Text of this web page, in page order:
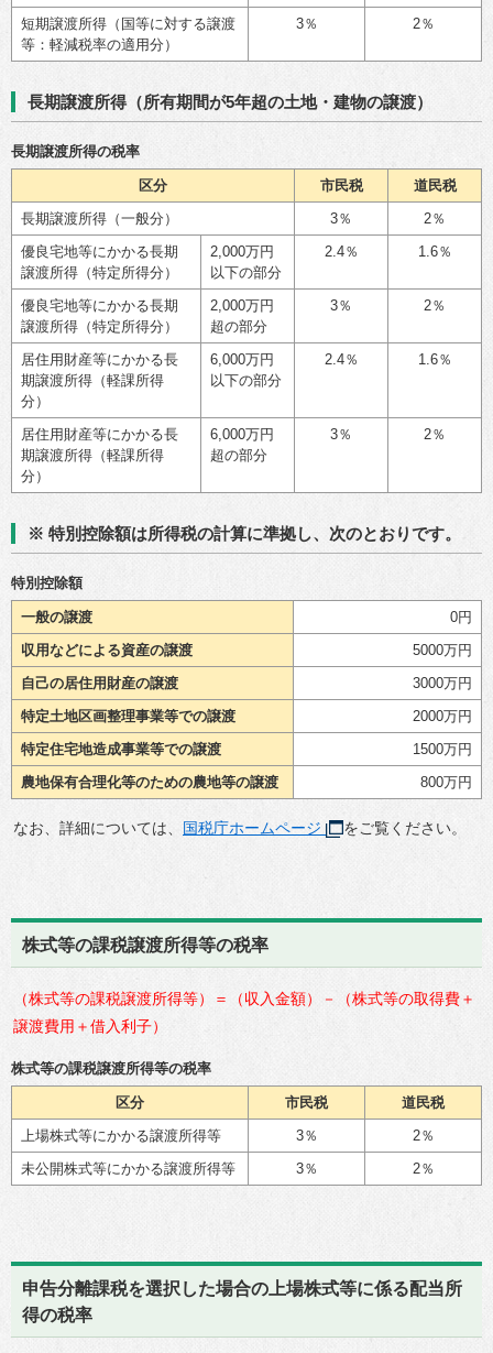
短期譲渡所得（国等に対する譲渡
等：軽減税率の適用分）
3％ 2％
長期譲渡所得（所有期間が5年超の土地・建物の譲渡）
長期譲渡所得の税率
区分 市民税
道民税
長期譲渡所得（一般分）
3％
2％
優良宅地等にかかる長期
譲渡所得（特定所得分）
2,000万円
以下の部分
2.4％ 1.6％
優良宅地等にかかる長期
譲渡所得（特定所得分）
2,000万円
超の部分
3％ 2％
居住用財産等にかかる長
期譲渡所得（軽課所得
分）
6,000万円
以下の部分
2.4％ 1.6％
居住用財産等にかかる長
期譲渡所得（軽課所得
分）
6,000万円
超の部分
3％ 2％
※ 特別控除額は所得税の計算に準拠し、次のとおりです。
特別控除額
一般の譲渡
0円
収用などによる資産の譲渡
5000万円
自己の居住用財産の譲渡
3000万円
特定土地区画整理事業等での譲渡
2000万円
特定住宅地造成事業等での譲渡
1500万円
農地保有合理化等のための農地等の譲渡
800万円
なお、詳細については、 国税庁ホームページ をご覧ください。
株式等の課税譲渡所得等の税率
（株式等の課税譲渡所得等）＝（収入金額）－（株式等の取得費＋
譲渡費用＋借入利子）
株式等の課税譲渡所得等の税率
区分 市民税
道民税
上場株式等にかかる譲渡所得等
3％
2％
未公開株式等にかかる譲渡所得等
3％ 2％
申告分離課税を選択した場合の上場株式等に係る配当所
得の税率